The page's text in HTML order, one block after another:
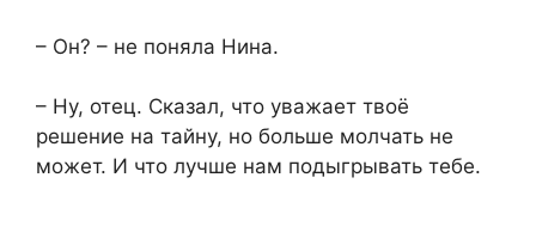
– Он? – не поняла Нина.
– Ну, отец. Сказал, что уважает твоё
решение на тайну, но больше молчать не
может. И что лучше нам подыгрывать тебе.